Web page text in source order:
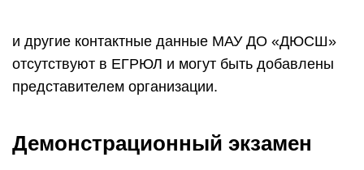
и другие контактные данные МАУ ДО «ДЮСШ»
отсутствуют в ЕГРЮЛ и могут быть добавлены
представителем организации.
Демонстрационный экзамен